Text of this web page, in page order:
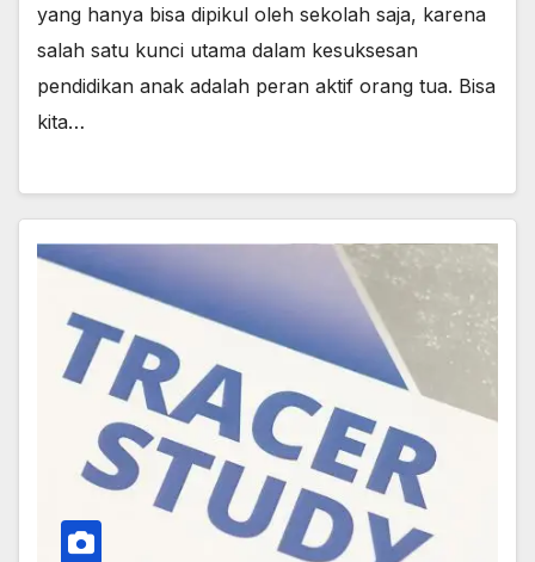
yang hanya bisa dipikul oleh sekolah saja, karena
salah satu kunci utama dalam kesuksesan
pendidikan anak adalah peran aktif orang tua. Bisa
kita…